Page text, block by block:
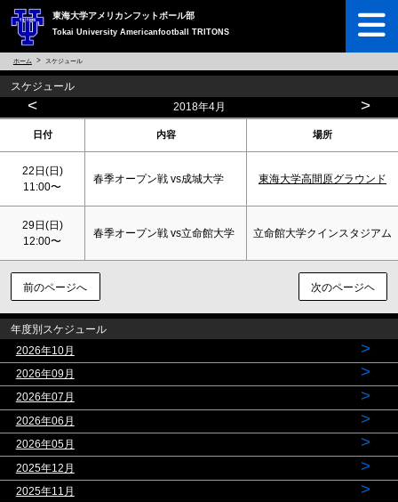
東海大学アメリカンフットボール部
Tokai University Americanfootball TRITONS
ホーム スケジュール
スケジュール
< 2018年4月 >
日付 内容 場所
22日(日)
11:00〜
春季オープン戦 vs成城大学 東海大学高間原グラウンド
29日(日)
12:00〜
春季オープン戦 vs立命館大学 立命館大学クインスタジアム
前のページへ 次のページヘ
年度別スケジュール
2026年10月
>
2026年09月 >
2026年07月 >
2026年06月 >
2026年05月 >
2025年12月 >
2025年11月 >